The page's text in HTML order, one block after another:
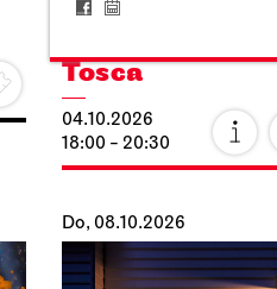
Audioübertragung auf
Tosca
04.10.2026
18:00 - 20:30
Do, 08.10.2026